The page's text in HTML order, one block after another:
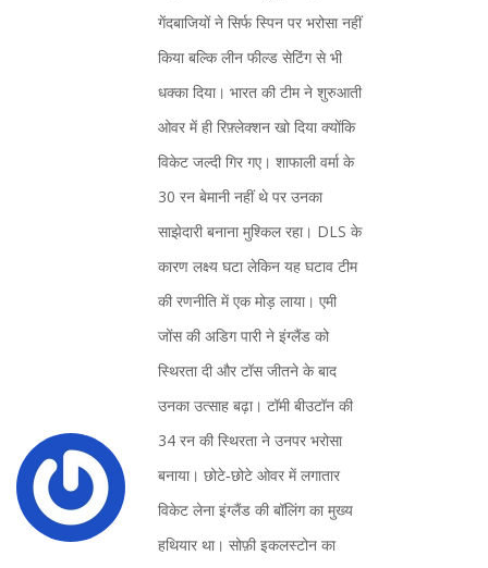
गेंदबाजियों ने सिर्फ स्पिन पर भरोसा नहीं
किया बल्कि लीन फील्ड सेटिंग से भी
धक्का दिया। भारत की टीम ने शुरुआती
ओवर में ही रिफ़्लेक्शन खो दिया क्योंकि
विकेट जल्दी गिर गए। शाफाली वर्मा के
30 रन बेमानी नहीं थे पर उनका
साझेदारी बनाना मुश्किल रहा। DLS के
कारण लक्ष्य घटा लेकिन यह घटाव टीम
की रणनीति में एक मोड़ लाया। एमी
जोंस की अडिग पारी ने इंग्लैंड को
स्थिरता दी और टॉस जीतने के बाद
उनका उत्साह बढ़ा। टॉमी बीउटॉन की
34 रन की स्थिरता ने उनपर भरोसा
बनाया। छोटे‑छोटे ओवर में लगातार
विकेट लेना इंग्लैंड की बॉलिंग का मुख्य
हथियार था। सोफ़ी इकलस्टोन का